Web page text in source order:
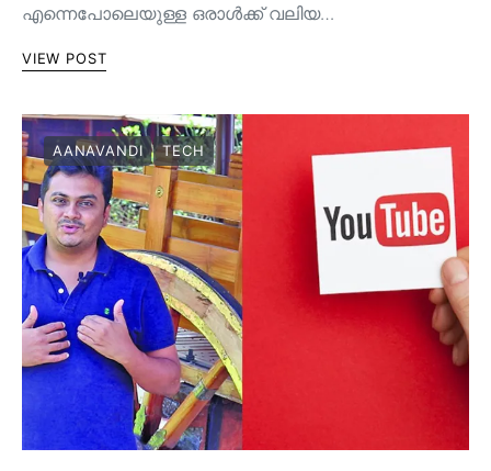
എന്നെപോലെയുള്ള ഒരാൾക്ക് വലിയ…
VIEW POST
AANAVANDI TECH